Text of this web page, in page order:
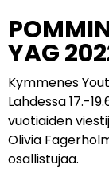
YAG
Kymmenes
Lahdessa 17.-
vuotiaiden
Olivia
osallistujaa.